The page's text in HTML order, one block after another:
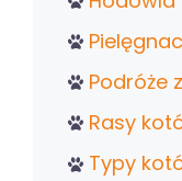
Podróże
Rasy
Typy